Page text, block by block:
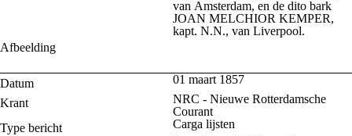
van Amsterdam, en de dito bark
JOAN MELCHIOR KEMPER,
kapt. N.N., van Liverpool.
Afbeelding
Datum
01 maart 1857
Krant
NRC - Nieuwe Rotterdamsche
Courant
Type bericht
Carga lijsten